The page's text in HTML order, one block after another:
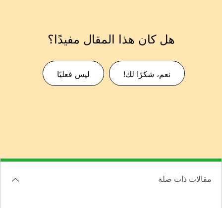
هل كان هذا المقال مفيدًا؟
نعم، شكرًا لك! ليس فعليًا
مقالات ذات صلة